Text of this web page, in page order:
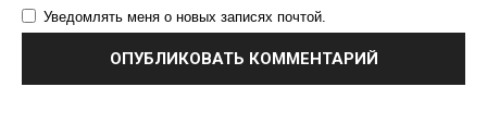
Уведомлять меня о новых записях почтой.